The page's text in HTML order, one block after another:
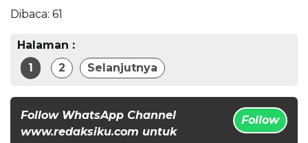
Dibaca: 61
Halaman :
1
2 Selanjutnya
Follow WhatsApp Channel
www.redaksiku.com untuk
Follow